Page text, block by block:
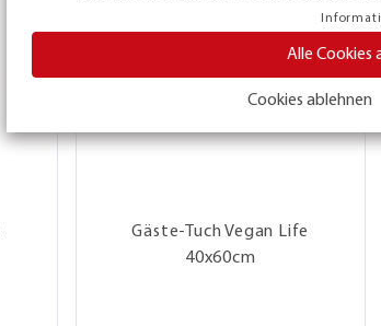
Alle Cookies
Cookies ablehnen
Gäste-Tuch Vegan Life
40x60cm